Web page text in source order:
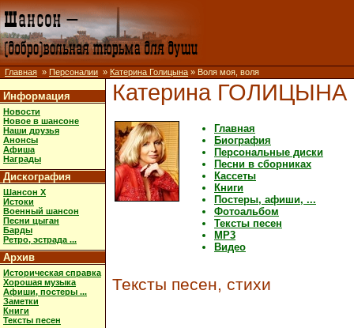
Главная » Персоналии » Катерина Голицына » Воля моя, воля
Информация
Новости
Новое в шансоне
Наши друзья
Анонсы
Афиша
Награды
Дискография
Шансон X
Истоки
Военный шансон
Песни цыган
Барды
Ретро, эстрада ...
Архив
Историческая справка
Хорошая музыка
Афиши, постеры ...
Заметки
Книги
Тексты песен
Катерина ГОЛИЦЫНА
Главная
Биография
Персональные диски
Песни в сборниках
Кассеты
Книги
Постеры, афиши, ...
Фотоальбом
Тексты песен
MP3
Видео
Тексты песен, стихи